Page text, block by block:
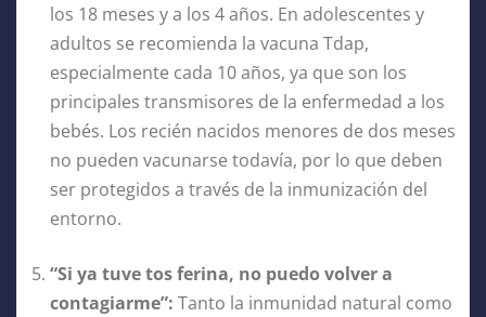
los 18 meses y a los 4 años. En adolescentes y
adultos se recomienda la vacuna Tdap,
especialmente cada 10 años, ya que son los
principales transmisores de la enfermedad a los
bebés. Los recién nacidos menores de dos meses
no pueden vacunarse todavía, por lo que deben
ser protegidos a través de la inmunización del
entorno.
“Si ya tuve tos ferina, no puedo volver a
contagiarme”: Tanto la inmunidad natural como